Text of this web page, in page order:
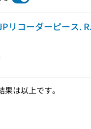
リコーダーピース.
果は以上です。